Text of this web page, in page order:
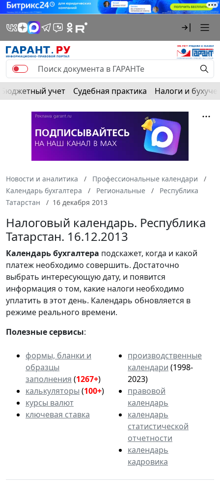
Бюджетный учет Судебная практика Налоги и
Новости и аналитика
Профессиональные календари
Календарь бухгалтера
Региональные
Республика
Татарстан
16 декабря 2013
Налоговый календарь. Республика
Татарстан. 16.12.2013
Календарьбухгалтера подскажет, когда и какой
платеж необходимо совершить. Достаточно
выбрать интересующую дату, и появится
информация о том, какие налоги необходимо
уплатить в этот день. Календарь обновляется в
режиме реального времени.
Полезные сервисы:
формы, бланки и
образцы
заполнения (1267+)
калькуляторы (100+)
курсы валют
ключевая ставка
производственные
календари (1998-
2023)
правовой
календарь
календарь
статистической
отчетности
календарь
кадровика